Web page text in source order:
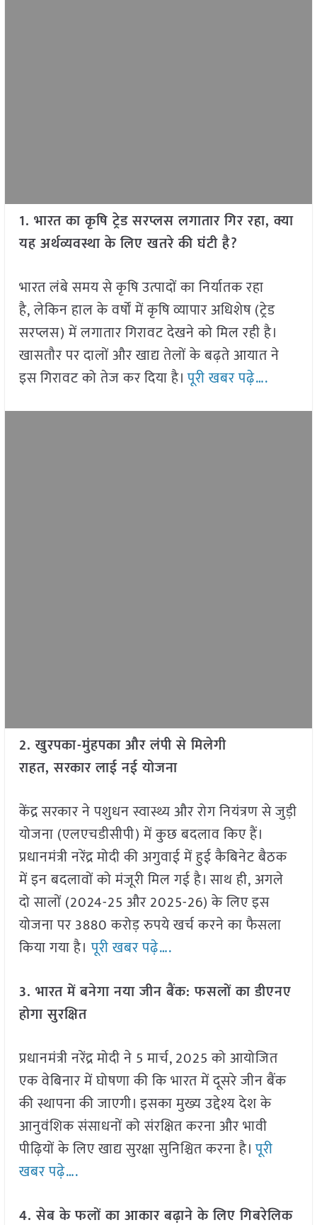
1. भारत का कृषि ट्रेड सरप्लस लगातार गिर रहा, क्या
यह अर्थव्यवस्था के लिए खतरे की घंटी है?
भारत लंबे समय से कृषि उत्पादों का निर्यातक रहा
है, लेकिन हाल के वर्षों में कृषि व्यापार अधिशेष (ट्रेड
सरप्लस) में लगातार गिरावट देखने को मिल रही है।
खासतौर पर दालों और खाद्य तेलों के बढ़ते आयात ने
इस गिरावट को तेज कर दिया है।पूरी खबर पढ़े….
2. खुरपका-मुंहपका और लंपी से मिलेगी
राहत, सरकार लाई नई योजना
केंद्र सरकार ने पशुधन स्वास्थ्य और रोग नियंत्रण से जुड़ी
योजना (एलएचडीसीपी) में कुछ बदलाव किए हैं।
प्रधानमंत्री नरेंद्र मोदी की अगुवाई में हुई कैबिनेट बैठक
में इन बदलावों को मंजूरी मिल गई है। साथ ही, अगले
दो सालों (2024-25 और 2025-26) के लिए इस
योजना पर 3880 करोड़ रुपये खर्च करने का फैसला
किया गया है।पूरी खबर पढ़े….
3. भारत में बनेगा नया जीन बैंक: फसलों का डीएनए
होगा सुरक्षित
प्रधानमंत्री नरेंद्र मोदी ने 5 मार्च, 2025 को आयोजित
एक वेबिनार में घोषणा की कि भारत में दूसरे जीन बैंक
की स्थापना की जाएगी। इसका मुख्य उद्देश्य देश के
आनुवंशिक संसाधनों को संरक्षित करना और भावी
पीढ़ियों के लिए खाद्य सुरक्षा सुनिश्चित करना है।पूरी
खबर पढ़े….
4. सेब के फलों का आकार बढ़ाने के लिए गिबरेलिक